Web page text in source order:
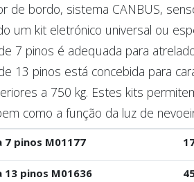
de bordo, sistema CANBUS,
um kit eletrónico universal ou
7 pinos é adequada para
13 pinos está concebida para
a 750 kg. Estes kits
como a função da luz de
7 pinos M01177
13 pinos M01636